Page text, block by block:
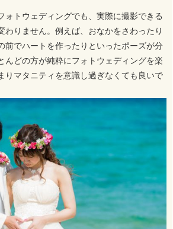
ォトウェディングでも、実際に撮影できる
わりません。例えば、おなかをさわったり
前でハートを作ったりといったポーズが分
んどの方が純粋にフォトウェディングを楽
りマタニティを意識し過ぎなくても良いで